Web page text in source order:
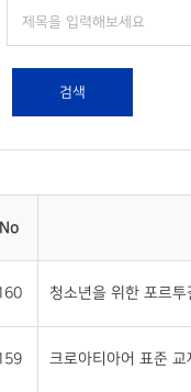
검색
No
청소년을 위한 포르
크로아티아어 표준